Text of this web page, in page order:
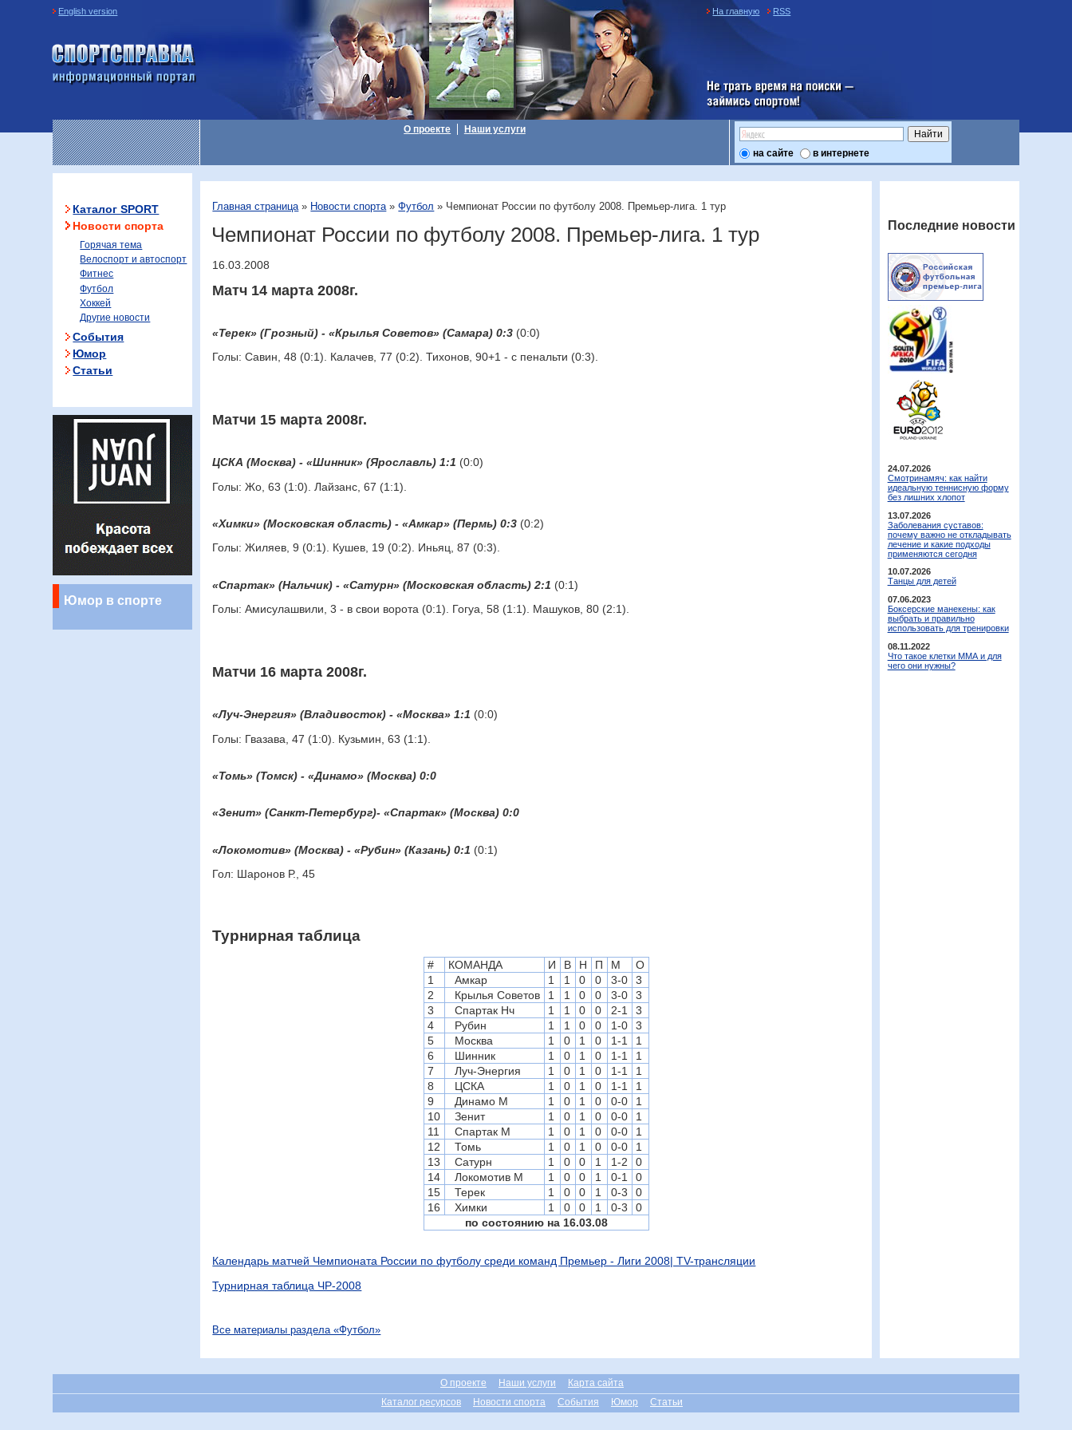
English version
Не трать время на поиски —
займись спортом
На главную RSS
О проекте Наши услуги
на сайте в интернете
Главная страница» Новости спорта»Футбол » Чемпионат России по футболу 2008. Премьер-лига. 1 тур
Чемпионат России по футболу 2008. Премьер-лига. 1 тур
16.03.2008
Матч 14 марта 2008г.
«Терек» (Грозный) - «Крылья Советов» (Самара) 0:3 (0:0)
Голы: Савин, 48 (0:1). Калачев, 77 (0:2). Тихонов, 90+1 - с пенальти (0:3).
Матчи 15 марта 2008г.
ЦСКА (Москва) - «Шинник» (Ярославль) 1:1 (0:0)
Голы: Жо, 63 (1:0). Лайзанс, 67 (1:1).
«Химки» (Московская область) - «Амкар» (Пермь) 0:3 (0:2)
Голы: Жиляев, 9 (0:1). Кушев, 19 (0:2). Иньяц, 87 (0:3).
«Спартак» (Нальчик) - «Сатурн» (Московская область) 2:1 (0:1)
Голы: Амисулашвили, 3 - в свои ворота (0:1). Гогуа, 58 (1:1). Машуков, 80 (2:1).
Матчи 16 марта 2008г.
«Луч-Энергия» (Владивосток) - «Москва» 1:1 (0:0)
Голы: Гвазава, 47 (1:0). Кузьмин, 63 (1:1).
«Томь» (Томск) - «Динамо» (Москва) 0:0
«Зенит» (Санкт-Петербург)- «Спартак» (Москва) 0:0
«Локомотив» (Москва) - «Рубин» (Казань) 0:1 (0:1)
Гол: Шаронов Р., 45
Турнирная таблица
# КОМАНДА И В Н П М
О
1
Амкар 1 1 0 0 3-0
3
2
Крылья Советов 1 1 0 0 3-0
3
3
Спартак Нч 1 1 0 0 2-1
3
4
Рубин 1 1 0 0 1-0
3
5
Москва 1 0 1 0 1-1
1
6
Шинник 1 0 1 0 1-1
1
7
Луч-Энергия 1 0 1 0 1-1
1
8
ЦСКА 1 0 1 0 1-1
1
9
Динамо М 1 0 1 0 0-0
1
10
Зенит 1 0 1 0 0-0
1
11
Спартак М 1 0 1 0 0-0
1
12
Томь 1 0 1 0 0-0
1
13
Сатурн 1 0 0 1 1-2
0
14
Локомотив М 1 0 0 1 0-1
0
15
Терек 1 0 0 1 0-3
0
16
Химки 1 0 0 1 0-3
0
по состоянию на 16.03.08
Календарь матчей Чемпионата России по футболу среди команд Премьер - Лиги 2008| TV-трансляции
Турнирная таблица ЧР-2008
Все материалы раздела «Футбол»
Последние новости
24.07.2026
Смотринамяч: как найти
идеальную теннисную форму
без лишних хлопот
13.07.2026
Заболевания суставов:
почему важно не откладывать
лечение и какие подходы
применяются сегодня
10.07.2026
Танцы для детей
07.06.2023
Боксерские манекены: как
выбрать и правильно
использовать для тренировки
08.11.2022
Что такое клетки ММА и для
чего они нужны?
Каталог SPORT
Новости спорта
Горячая тема
Велоспорт и автоспорт
Фитнес
Футбол
Хоккей
Другие новости
События
Юмор
Статьи
Юмор в спорте
О проекте Наши услуги
Карта сайта
Каталог ресурсов
Новости спорта События Юмор Статьи